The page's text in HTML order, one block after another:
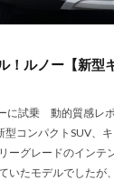
！ルノー【新型
に試乗 動的質感レ
コンパクトSUV、
ーグレードのインテ
いたモデルでしたが